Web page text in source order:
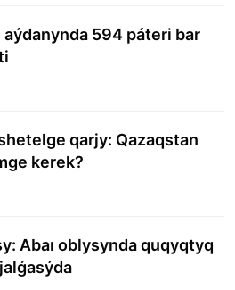
594 páteri bar
qarjy: Qazaqstan
kerek?
Abaı oblysynda quqyqtyq